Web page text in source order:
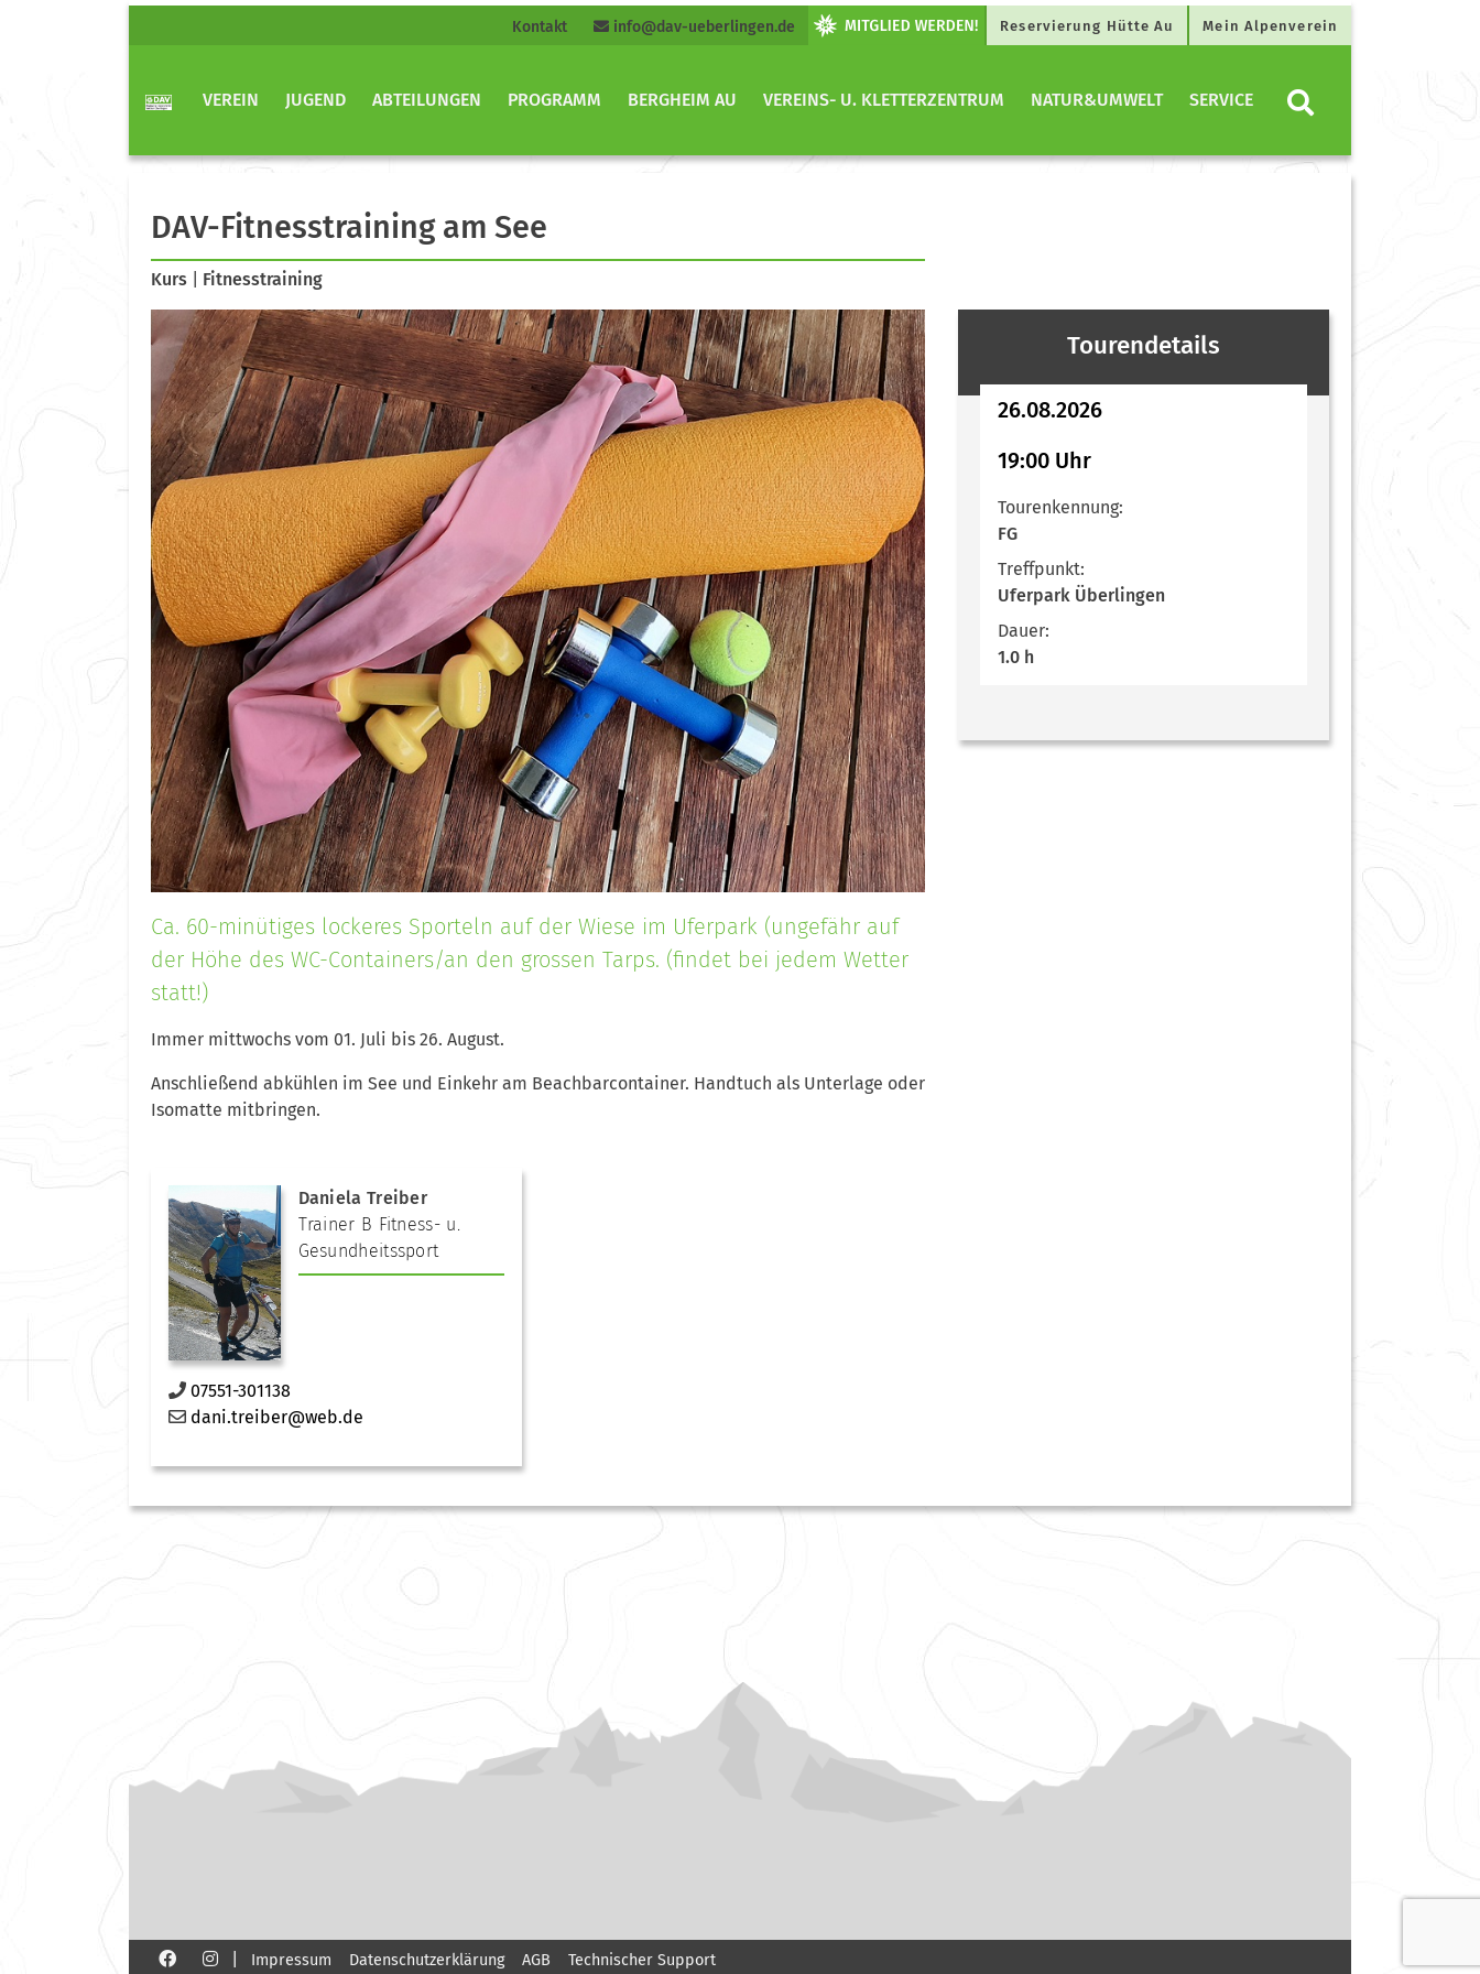
Kontakt info@dav-ueberlingen.de Reservierung Hütte Au Mein Alpenverein
VEREIN JUGEND ABTEILUNGEN PROGRAMM BERGHEIM AU VEREINS- U. KLETTERZENTRUM NATUR&UMWELT SERVICE
DAV-Fitnesstraining am See
Kurs Fitnesstraining
Ca. 60-minütiges lockeres Sporteln auf der Wiese im Uferpark (ungefähr auf
der Höhe des WC-Containers/an den grossen Tarps. (findet bei jedem Wetter
statt!)
Immer mittwochs vom 01. Juli bis 26. August.
Anschließend abkühlen im See und Einkehr am Beachbarcontainer. Handtuch als Unterlage oder
Isomatte mitbringen.
Daniela Treiber
Trainer B Fitness- u.
Gesundheitssport
07551-301138
dani.treiber@web.de
Tourendetails
26.08.2026
19:00 Uhr
Tourenkennung:
FG
Treffpunkt:
Uferpark Überlingen
Dauer:
1.0 h
Impressum Datenschutzerklärung AGB Technischer Support